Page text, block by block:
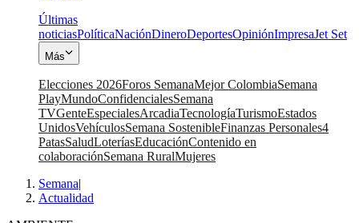
Últimas
noticiasPolíticaNaciónDineroDeportesOpiniónImpresaJet Set
Más
Elecciones 2026Foros SemanaMejor ColombiaSemana
PlayMundoConfidencialesSemana
TVGenteEspecialesArcadiaTecnologíaTurismoEstados
UnidosVehículosSemana SostenibleFinanzas Personales4
PatasSaludLoteríasEducaciónContenido en
colaboraciónSemana RuralMujeres
Semana|
Actualidad